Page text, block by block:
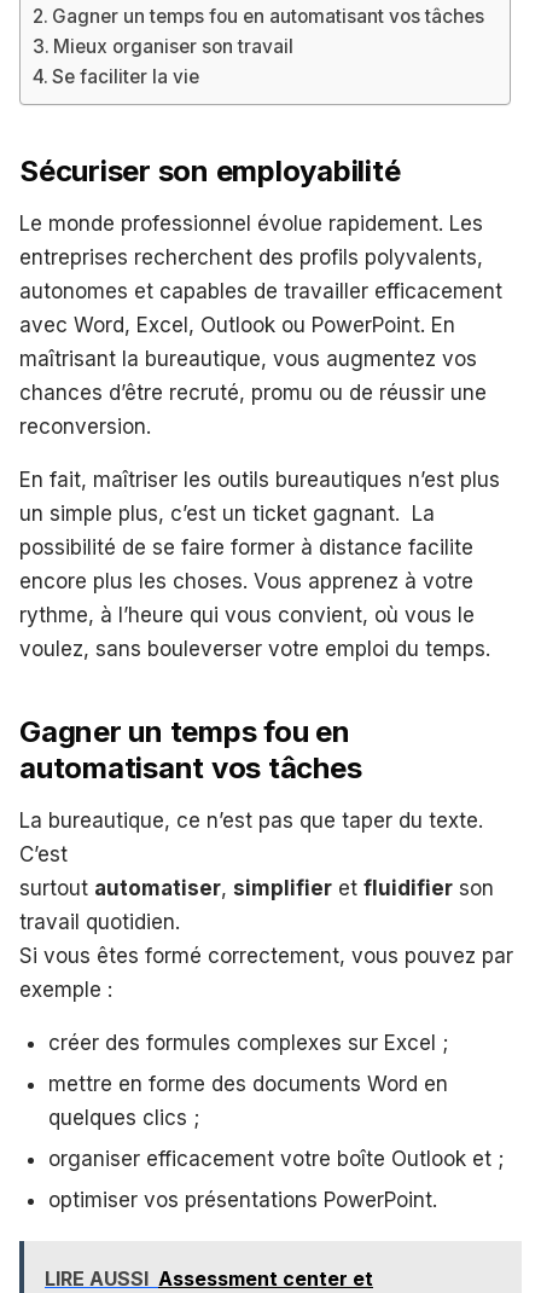
Gagner un temps fou en automatisant vos tâches
Mieux organiser son travail
Se faciliter la vie
Sécuriser son employabilité
Le monde professionnel évolue rapidement. Les
entreprises recherchent des profils polyvalents,
autonomes et capables de travailler efficacement
avec Word, Excel, Outlook ou PowerPoint. En
maîtrisant la bureautique, vous augmentez vos
chances d’être recruté, promu ou de réussir une
reconversion.
En fait, maîtriser les outils bureautiques n’est plus
un simple plus, c’est un ticket gagnant. La
possibilité de se faire former à distance facilite
encore plus les choses. Vous apprenez à votre
rythme, à l’heure qui vous convient, où vous le
voulez, sans bouleverser votre emploi du temps.
Gagner un temps fou en
automatisant vos tâches
La bureautique, ce n’est pas que taper du texte.
C’est
surtout automatiser, simplifier et fluidifier son
travail quotidien.
Si vous êtes formé correctement, vous pouvez par
exemple :
créer des formules complexes sur Excel ;
mettre en forme des documents Word en
quelques clics ;
organiser efficacement votre boîte Outlook et ;
optimiser vos présentations PowerPoint.
LIRE AUSSI Assessment center et